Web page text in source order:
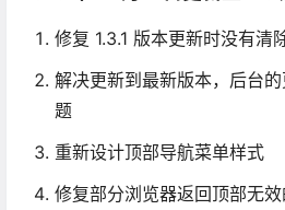
修复 1.3.1 版本更新时没有清
解决更新到最新版本，后台
题
重新设计顶部导航菜单样式
修复部分浏览器返回顶部无